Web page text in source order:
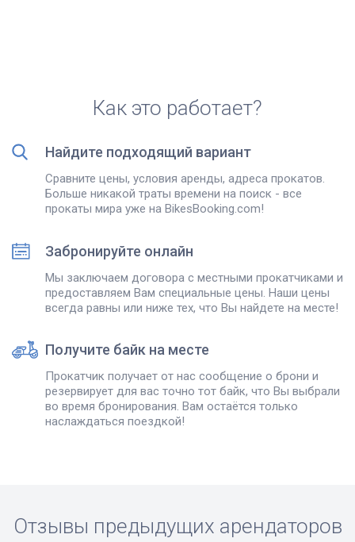
Как это работает?
Найдите подходящий вариант
Сравните цены, условия аренды, адреса прокатов.
Больше никакой траты времени на поиск - все
прокаты мира уже на BikesBooking.com!
Забронируйте онлайн
Мы заключаем договора с местными прокатчиками и
предоставляем Вам специальные цены. Наши цены
всегда равны или ниже тех, что Вы найдете на месте!
Получите байк на месте
Прокатчик получает от нас сообщение о брони и
резервирует для вас точно тот байк, что Вы выбрали
во время бронирования. Вам остаётся только
наслаждаться поездкой!
Отзывы предыдущих арендаторов